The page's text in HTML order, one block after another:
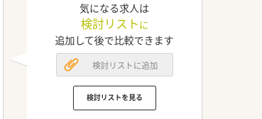
気になる求人は
検討リスト に
追加して後で比較できます
検討リストに追加
検討リストを見る